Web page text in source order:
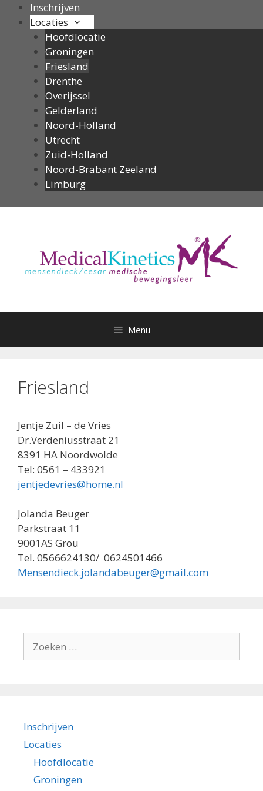
naar
Inschrijven
Locaties
Hoofdlocatie
Groningen
Friesland
Drenthe
Overijssel
Gelderland
Noord-Holland
Utrecht
Zuid-Holland
Noord-Brabant Zeeland
Limburg
Menu
Friesland
Jentje Zuil – de Vries
Dr.Verdeniusstraat 21
8391 HA Noordwolde
Tel: 0561 – 433921
jentjedevries@home.nl
Jolanda Beuger
Parkstraat 11
9001AS Grou
Tel. 0566624130/ 0624501466
Mensendieck.jolandabeuger@gmail.com
naar:
Inschrijven
Locaties
Hoofdlocatie
Groningen